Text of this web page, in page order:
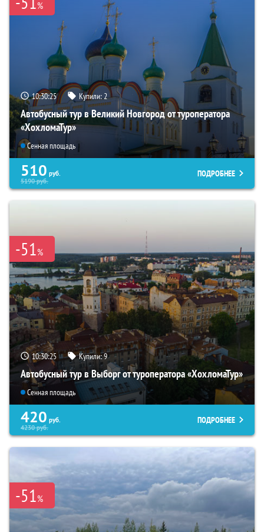
%
10:30:24 Купили:2
Автобусный тур в Великий Новгород от туроператора
«ХохломаТур»
Сенная площадь
510 руб.
5190руб.
ПОДРОБНЕЕ
-51%
10:30:24 Купили:9
Автобусный тур в Выборг от туроператора «ХохломаТур»
Сенная площадь
420 руб.
4230руб.
ПОДРОБНЕЕ
-51%